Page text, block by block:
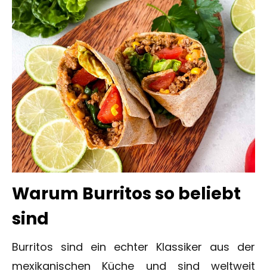
Warum Burritos so beliebt
sind
Burritos sind ein echter Klassiker aus der
mexikanischen Küche und sind weltweit